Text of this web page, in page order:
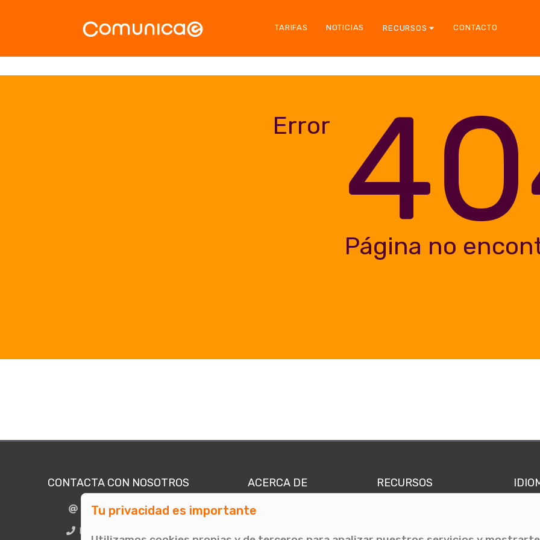
TARIFAS NOTICIAS RECURSOS CONTACTO
Error
Página no
CONTACTA CON NOSOTROS
info@comunicae.com
BCN + 34 931 702 774
ACERCA DE
Quiénes somos
RECURSOS
Tu privacidad es importante